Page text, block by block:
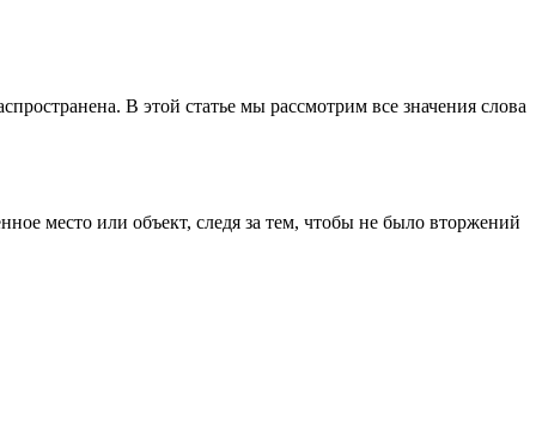
В этой статье мы рассмотрим все значения слова
место или объект, следя за тем, чтобы не было вторжений